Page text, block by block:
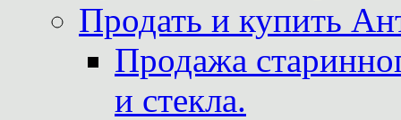
Продать и купить
Продажа
и стекла.